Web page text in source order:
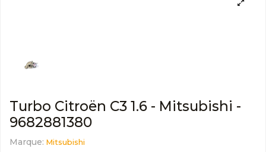
Turbo Citroën C3 1.6 - Mitsubishi -
9682881380
Marque: Mitsubishi